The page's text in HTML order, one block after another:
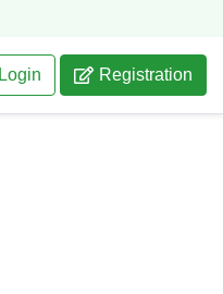
Login Registration